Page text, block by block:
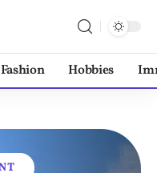
Fashion Hobbies